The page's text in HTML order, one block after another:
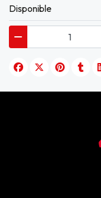
Disponible